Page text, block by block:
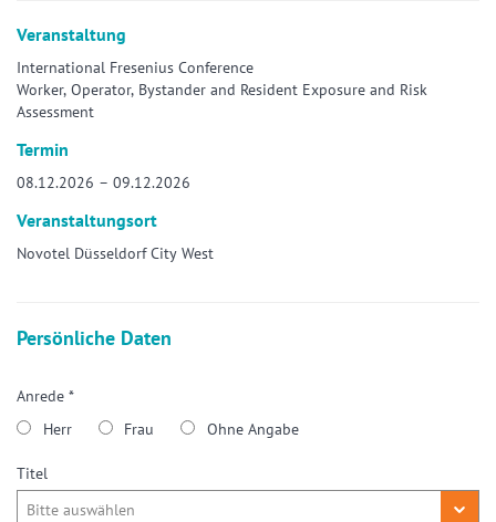
Veranstaltung
International Fresenius Conference
Worker, Operator, Bystander and Resident Exposure and Risk
Assessment
Termin
08.12.2026 – 09.12.2026
Veranstaltungsort
Novotel Düsseldorf City West
Persönliche Daten
Anrede *
Herr
Frau Ohne Angabe
Titel